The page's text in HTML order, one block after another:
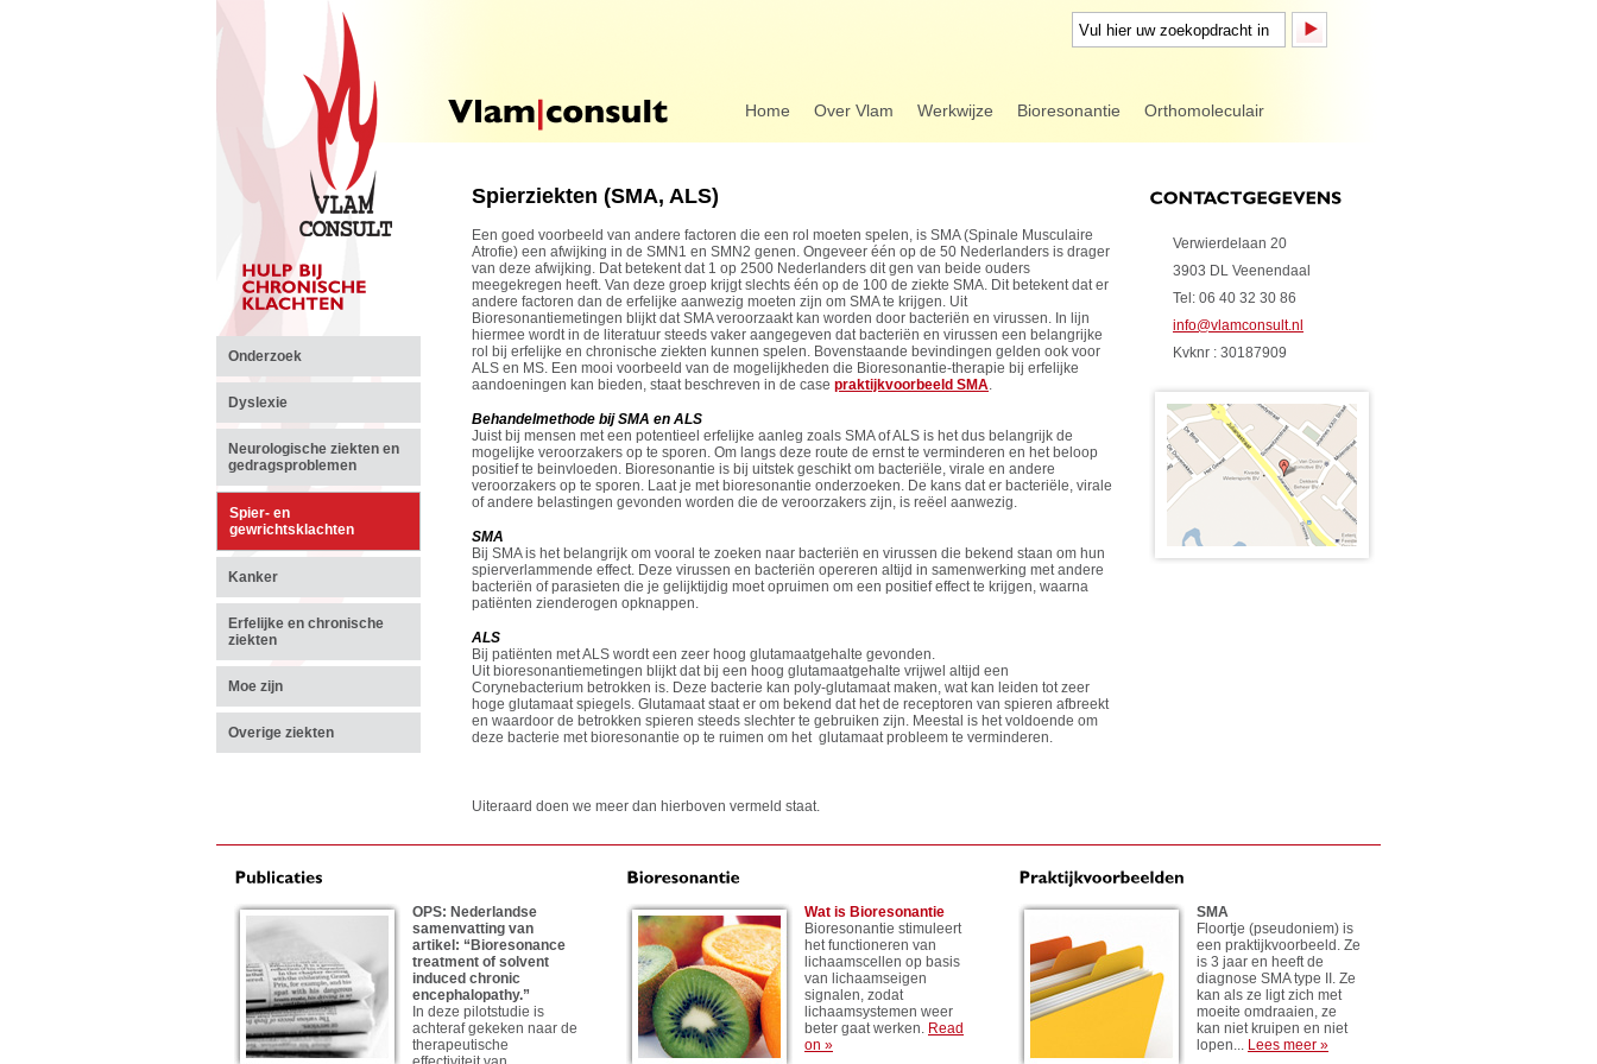
Home Over Vlam Werkwijze Bioresonantie Orthomoleculair
Spierziekten (SMA, ALS)
Een goed voorbeeld van andere factoren die een rol moeten spelen, is SMA (Spinale Musculaire
Atrofie) een afwijking in de SMN1 en SMN2 genen. Ongeveer één op de 50 Nederlanders is drager
van deze afwijking. Dat betekent dat 1 op 2500 Nederlanders dit gen van beide ouders
meegekregen heeft. Van deze groep krijgt slechts één op de 100 de ziekte SMA. Dit betekent dat er
andere factoren dan de erfelijke aanwezig moeten zijn om SMA te krijgen. Uit
Bioresonantiemetingen blijkt dat SMA veroorzaakt kan worden door bacteriën en virussen. In lijn
hiermee wordt in de literatuur steeds vaker aangegeven dat bacteriën en virussen een belangrijke
rol bij erfelijke en chronische ziekten kunnen spelen. Bovenstaande bevindingen gelden ook voor
ALS en MS. Een mooi voorbeeld van de mogelijkheden die Bioresonantie-therapie bij erfelijke
aandoeningen kan bieden, staat beschreven in de case praktijkvoorbeeld SMA.
Behandelmethode bij SMA en ALS
Juist bij mensen met een potentieel erfelijke aanleg zoals SMA of ALS is het dus belangrijk de
mogelijke veroorzakers op te sporen. Om langs deze route de ernst te verminderen en het beloop
positief te beinvloeden. Bioresonantie is bij uitstek geschikt om bacteriële, virale en andere
veroorzakers op te sporen. Laat je met bioresonantie onderzoeken. De kans dat er bacteriële, virale
of andere belastingen gevonden worden die de veroorzakers zijn, is reëel aanwezig.
SMA
Bij SMA is het belangrijk om vooral te zoeken naar bacteriën en virussen die bekend staan om hun
spierverlammende effect. Deze virussen en bacteriën opereren altijd in samenwerking met andere
bacteriën of parasieten die je gelijktijdig moet opruimen om een positief effect te krijgen, waarna
patiënten zienderogen opknappen.
ALS
Bij patiënten met ALS wordt een zeer hoog glutamaatgehalte gevonden.
Uit bioresonantiemetingen blijkt dat bij een hoog glutamaatgehalte vrijwel altijd een
Corynebacterium betrokken is. Deze bacterie kan poly-glutamaat maken, wat kan leiden tot zeer
hoge glutamaat spiegels. Glutamaat staat er om bekend dat het de receptoren van spieren afbreekt
en waardoor de betrokken spieren steeds slechter te gebruiken zijn. Meestal is het voldoende om
deze bacterie met bioresonantie op te ruimen om het glutamaat probleem te verminderen.
Uiteraard doen we meer dan hierboven vermeld staat.
Verwierdelaan 20
3903 DL Veenendaal
Tel: 06 40 32 30 86
info@vlamconsult.nl
Kvknr : 30187909
Onderzoek
Dyslexie
Neurologische ziekten en
gedragsproblemen
Spier- en
gewrichtsklachten
Kanker
Erfelijke en chronische
ziekten
Moe zijn
Overige ziekten
OPS: Nederlandse
samenvatting van
artikel: “Bioresonance
treatment of solvent
induced chronic
encephalopathy.”
In deze pilotstudie is
achteraf gekeken naar de
therapeutische
Wat is Bioresonantie
Bioresonantie stimuleert
het functioneren van
lichaamscellen op basis
van lichaamseigen
signalen, zodat
lichaamsystemen weer
beter gaat werken. Read
on »
SMA
Floortje (pseudoniem) is
een praktijkvoorbeeld. Ze
is 3 jaar en heeft de
diagnose SMA type II. Ze
kan als ze ligt zich met
moeite omdraaien, ze
kan niet kruipen en niet
lopen... Lees meer »